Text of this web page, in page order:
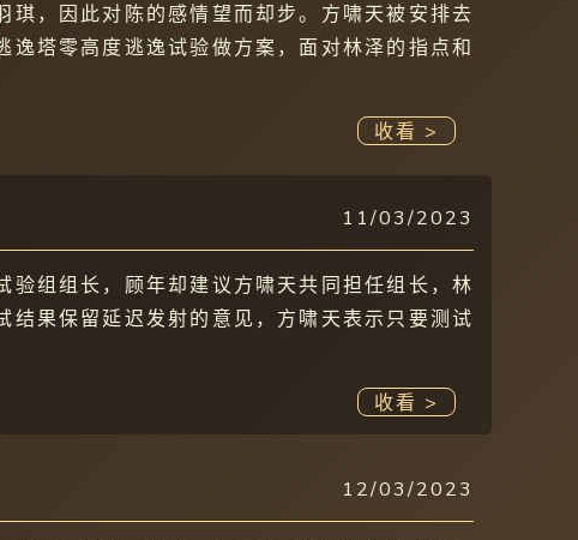
，因此对陈的感情望而却步。方啸天被安排去
塔零高度逃逸试验做方案，面对林泽的指点和
收看 >
11/03/2023
组组长，顾年却建议方啸天共同担任组长，林
果保留延迟发射的意见，方啸天表示只要测试
收看 >
12/03/2023